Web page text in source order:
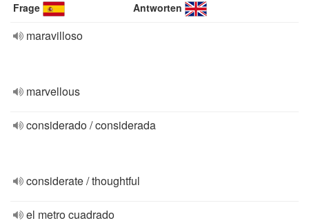
Frage Antworten
maravilloso
marvellous
considerado / considerada
considerate / thoughtful
el metro cuadrado